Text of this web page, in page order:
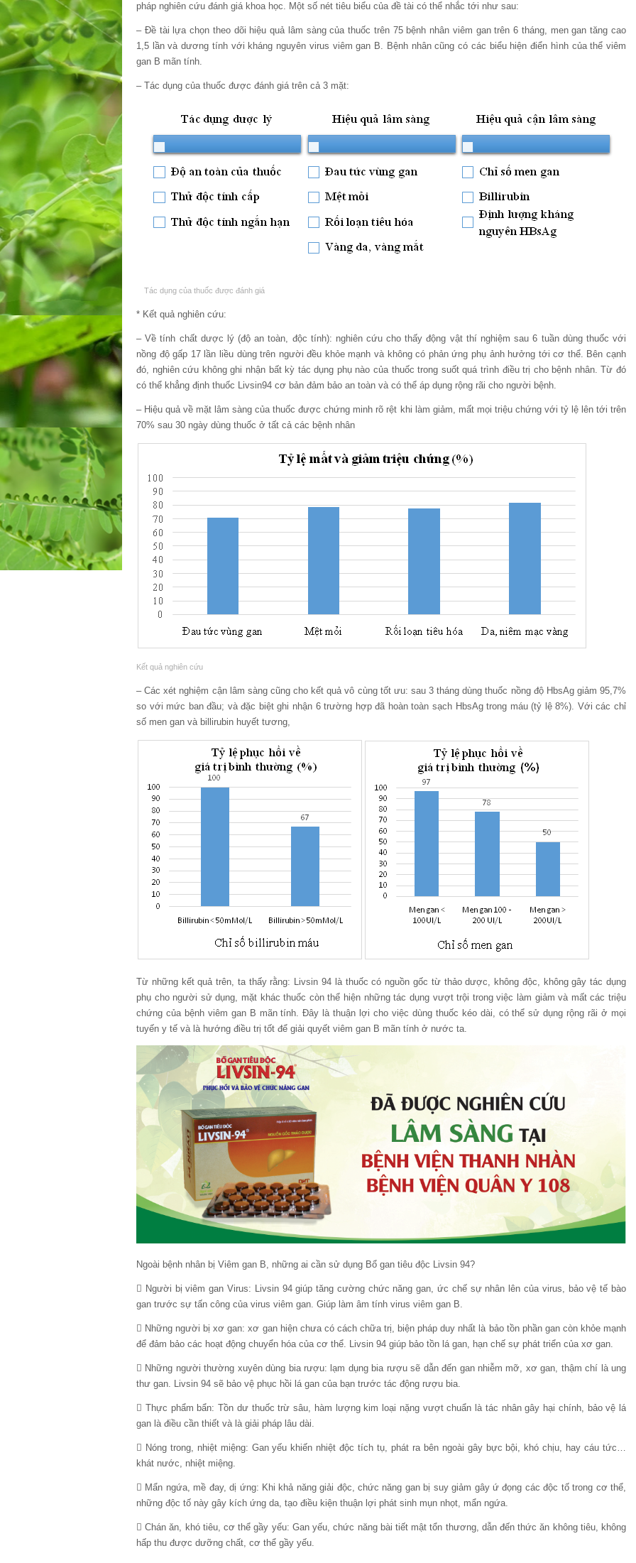
pháp nghiên cứu đánh giá khoa học. Một số nét tiêu biểu của đề tài có thể nhắc tới như sau:
– Đề tài lựa chọn theo dõi hiệu quả lâm sàng của thuốc trên 75 bệnh nhân viêm gan trên 6 tháng, men gan tăng cao
1,5 lần và dương tính với kháng nguyên virus viêm gan B. Bệnh nhân cũng có các biểu hiện điển hình của thể viêm
gan B mãn tính.
– Tác dụng của thuốc được đánh giá trên cả 3 mặt:
Tác dụng của thuốc được đánh giá
* Kết quả nghiên cứu:
– Về tính chất dược lý (độ an toàn, độc tính): nghiên cứu cho thấy động vật thí nghiệm sau 6 tuần dùng thuốc với
nồng độ gấp 17 lần liều dùng trên người đều khỏe mạnh và không có phản ứng phụ ảnh hưởng tới cơ thể. Bên cạnh
đó, nghiên cứu không ghi nhận bất kỳ tác dụng phụ nào của thuốc trong suốt quá trình điều trị cho bệnh nhân. Từ đó
có thể khẳng định thuốc Livsin94 cơ bản đảm bảo an toàn và có thể áp dụng rộng rãi cho người bệnh.
– Hiệu quả về mặt lâm sàng của thuốc được chứng minh rõ rệt khi làm giảm, mất mọi triệu chứng với tỷ lệ lên tới trên
70% sau 30 ngày dùng thuốc ở tất cả các bệnh nhân
Kết quả nghiên cứu
– Các xét nghiệm cận lâm sàng cũng cho kết quả vô cùng tốt ưu: sau 3 tháng dùng thuốc nồng độ HbsAg giảm 95,7%
so với mức ban đầu; và đặc biệt ghi nhận 6 trường hợp đã hoàn toàn sạch HbsAg trong máu (tỷ lệ 8%). Với các chỉ
số men gan và billirubin huyết tương,
Từ những kết quả trên, ta thấy rằng: Livsin 94 là thuốc có nguồn gốc từ thảo dược, không độc, không gây tác dụng
phụ cho người sử dụng, mặt khác thuốc còn thể hiện những tác dụng vượt trội trong việc làm giảm và mất các triệu
chứng của bệnh viêm gan B mãn tính. Đây là thuận lợi cho việc dùng thuốc kéo dài, có thể sử dụng rộng rãi ở mọi
tuyến y tế và là hướng điều trị tốt để giải quyết viêm gan B mãn tính ở nước ta.
Ngoài bệnh nhân bị Viêm gan B, những ai cần sử dụng Bổ gan tiêu độc Livsin 94?
 Người bị viêm gan Virus: Livsin 94 giúp tăng cường chức năng gan, ức chế sự nhân lên của virus, bảo vệ tế bào
gan trước sự tấn công của virus viêm gan. Giúp làm âm tính virus viêm gan B.
 Những người bị xơ gan: xơ gan hiện chưa có cách chữa trị, biện pháp duy nhất là bảo tồn phần gan còn khỏe mạnh
để đảm bảo các hoạt động chuyển hóa của cơ thể. Livsin 94 giúp bảo tồn lá gan, hạn chế sự phát triển của xơ gan.
 Những người thường xuyên dùng bia rượu: lạm dụng bia rượu sẽ dẫn đến gan nhiễm mỡ, xơ gan, thậm chí là ung
thư gan. Livsin 94 sẽ bảo vệ phục hồi lá gan của bạn trước tác động rượu bia.
 Thực phẩm bẩn: Tồn dư thuốc trừ sâu, hàm lượng kim loại nặng vượt chuẩn là tác nhân gây hại chính, bảo vệ lá
gan là điều cần thiết và là giải pháp lâu dài.
 Nóng trong, nhiệt miệng: Gan yếu khiến nhiệt độc tích tụ, phát ra bên ngoài gây bực bội, khó chịu, hay cáu tức…
khát nước, nhiệt miệng.
 Mẩn ngứa, mề đay, dị ứng: Khi khả năng giải độc, chức năng gan bị suy giảm gây ứ đọng các độc tố trong cơ thể,
những độc tố này gây kích ứng da, tạo điều kiện thuận lợi phát sinh mụn nhọt, mẩn ngứa.
 Chán ăn, khó tiêu, cơ thể gầy yếu: Gan yếu, chức năng bài tiết mật tổn thương, dẫn đến thức ăn không tiêu, không
hấp thu được dưỡng chất, cơ thể gầy yếu.